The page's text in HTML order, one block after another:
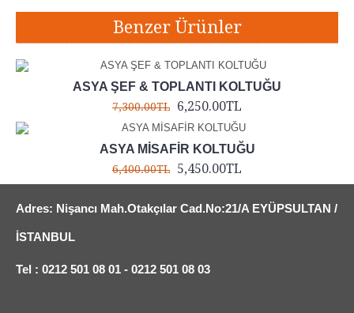
Benzer Ürünler
ASYA ŞEF & TOPLANTI KOLTUĞU
7,300.00TL 6,250.00TL
ASYA MİSAFİR KOLTUĞU
6,400.00TL 5,450.00TL
Adres: Nişancı Mah.Otakçılar Cad.No:21/A EYÜPSULTAN /
İSTANBUL
Tel : 0212 501 08 01 - 0212 501 08 03